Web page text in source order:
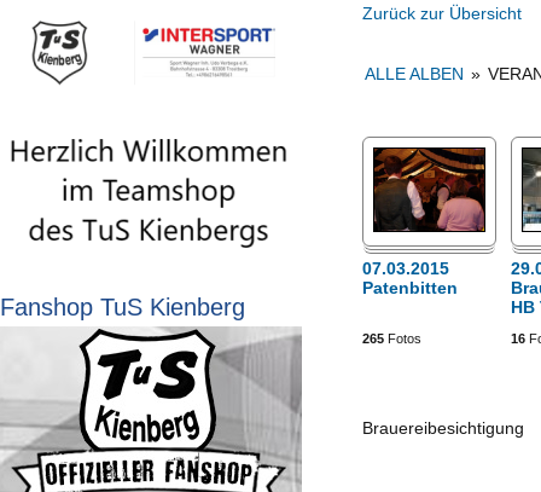
Fanshop TuS Kienberg
Zurück zur Übersicht
ALLE ALBEN »
07.03.2015
Patenbitten
265 Fotos
HB
16
Brauereibesichtigung